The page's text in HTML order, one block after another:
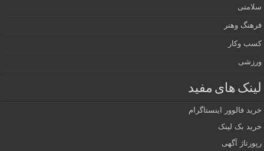
سلامتی
فرهنگ وهنر
کسب وکار
ورزشی
لینک های مفید
خرید فالوور اینستاگرام
خرید بک لینک
رپورتاژ آگهی